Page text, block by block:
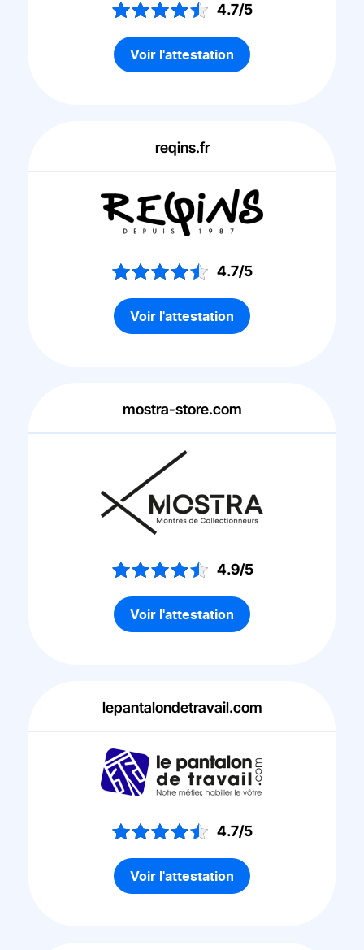
4.7/5
Voir l'attestation
reqins.fr
4.7/5
Voir l'attestation
mostra-store.com
4.9/5
Voir l'attestation
lepantalondetravail.com
4.7/5
Voir l'attestation